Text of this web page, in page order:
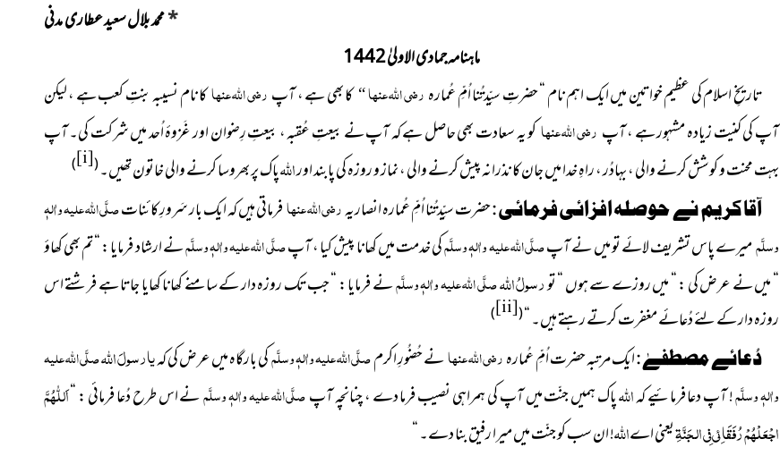
*محمد بلال سعید عطاری مدنی
ماہنامہ جمادی الاولیٰ 1442
تاریخِ اسلام کی عظیم خواتین میں ایک اہم نام “ حضرتِ سیِّدتُنا اُمِّ عُمارہرضی اللہ عنہا“کا بھی ہے ، آپرضی اللہ عنہاکا نام نسیبہ بنتِ کعب ہے ، لیکن
آپ کی کنیت زیادہ مشہور ہے ، آپ رضی اللہ عنہاکو یہ سعادت بھی حاصل ہے کہ آپ نے بیعتِ عُقبہ ، بیعتِ رِضوان اور غَزوۂ اُحد میں شرکت کی۔ آپ
بہت محنت و کوشش کرنے والی ، بہادُر ، راہِخدا میں جان کا نذرانہپیش کرنے والی ، نماز و روزہ کی پابند اوراللّٰہپاک پر بھروسا کرنے والی خاتون تھیں۔(
[i]
)
آقا کریم نے حوصلہ افزائی فرمائی :حضرت سیِّدتُنا اُمِّ عُمارہ انصاریہرضی اللہ عنہافرماتی ہیں کہ ایک بار سَرورِ کائناتصلَّی اللہ علیہ واٰلہٖ
وسلَّممیرے پاس تشریف لائے تو میں نے آپصلَّی اللہ علیہ واٰلہٖ وسلَّمکی خدمت میں کھانا پیش کیا ، آپصلَّی اللہ علیہ واٰلہٖ وسلَّمنے ارشاد فرمایا : “ تم بھی کھاؤ
“ میں نے عرض کی : “ میں روزے سے ہوں “ تورسولُاللہصلَّی اللہ علیہ واٰلہٖ وسلَّمنے فرمایا : “ جب تک روزہ دار کے سامنے کھانا کھایا جاتا ہے فرشتے اس
روزہ دار کے لئے دُعائے مغفرت کرتے رہتے ہیں۔ “(
[ii]
)
دُعائے مصطفےٰ :ایک مرتبہ حضرت اُمِّ عُمارہرضی اللہ عنہانے حُضُورِ اکرمصلَّی اللہ علیہ واٰلہٖ وسلَّمکی بارگاہ میں عرض کی کہیارسولَاللہصلَّی اللہ علیہ
واٰلہٖ وسلَّم! آپ دعا فرمائیے کہاللہپاک ہمیں جنّت میں آپ کی ہمراہی نصیب فرما دے ، چنانچہ آپصلَّی اللہ علیہ واٰلہٖ وسلَّمنے اس طرح دُعا فرمائی : “اَللّٰھُمَّ
اجْعَلْھُمْ رُفَقَائِی فِی الجَنَّۃِیعنی اےاللہ! ان سب کو جنّت میں میرا رفیق بنا دے۔ “